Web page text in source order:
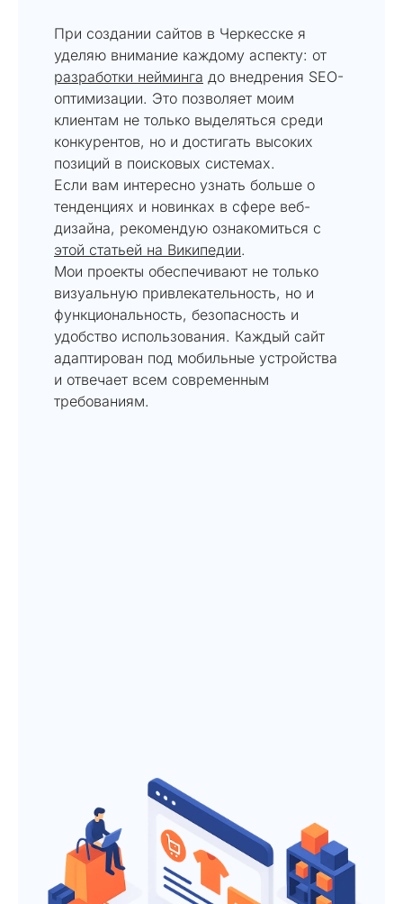
При создании сайтов в Черкесске я
уделяю внимание каждому аспекту: от
разработки нейминга до внедрения SEO-
оптимизации. Это позволяет моим
клиентам не только выделяться среди
конкурентов, но и достигать высоких
позиций в поисковых системах.
Если вам интересно узнать больше о
тенденциях и новинках в сфере веб-
дизайна, рекомендую ознакомиться с
этой статьей на Википедии.
Мои проекты обеспечивают не только
визуальную привлекательность, но и
функциональность, безопасность и
удобство использования. Каждый сайт
адаптирован под мобильные устройства
и отвечает всем современным
требованиям.